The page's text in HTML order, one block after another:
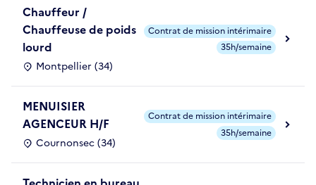
Chauffeur /
Chauffeuse de poids
lourd
Montpellier (34)
Contrat de mission intérimaire
35h/semaine
MENUISIER
AGENCEUR H/F
Cournonsec (34)
Contrat de mission intérimaire
35h/semaine